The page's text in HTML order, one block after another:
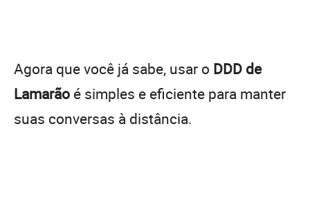
Agora que você já sabe, usar o DDD de
Lamarão é simples e eficiente para manter
suas conversas à distância.